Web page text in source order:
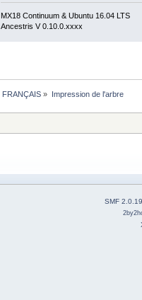
MX18 Continuum & Ubuntu 16.04 LTS
Ancestris V 0.10.0.xxxx
FRANÇAIS » Impression de l'arbre
SMF 2.0.19